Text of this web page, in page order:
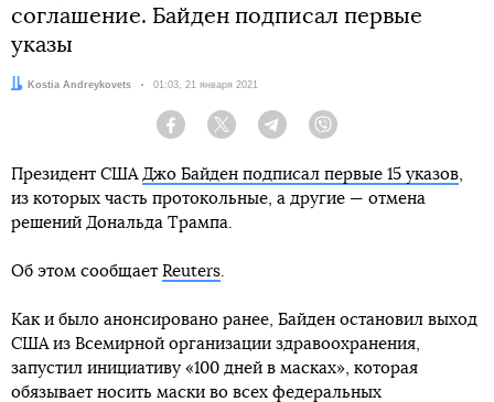
соглашение. Байден подписал первые
указы
Автор:Kostia Andreykovets Дата:
01:03, 21 января 2021
Facebook Twitter Telegram
Президент США Джо Байден подписал первые 15 указов,
из которых часть протокольные, а другие — отмена
решений Дональда Трампа.
Об этом сообщает Reuters.
Как и было анонсировано ранее, Байден остановил выход
США из Всемирной организации здравоохранения,
запустил инициативу «100 дней в масках», которая
обязывает носить маски во всех федеральных